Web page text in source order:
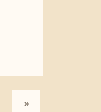
»